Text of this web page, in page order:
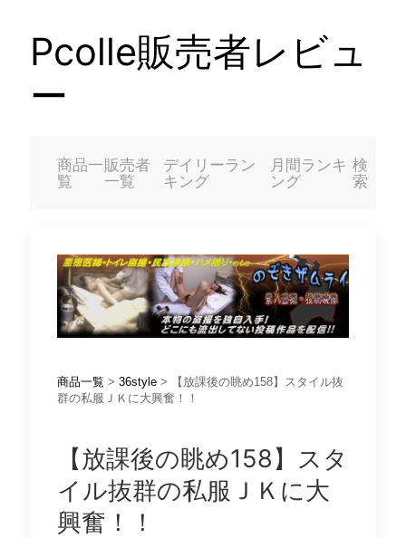
Pcolle販売者レビュ
ー
商品一
覧
販売者
一覧
デイリーラン
キング
月間ランキ
ング
検
索
商品一覧 > 36style > 【放課後の眺め158】スタイル抜
群の私服ＪＫに大興奮！！
【放課後の眺め158】スタ
イル抜群の私服ＪＫに大
興奮！！